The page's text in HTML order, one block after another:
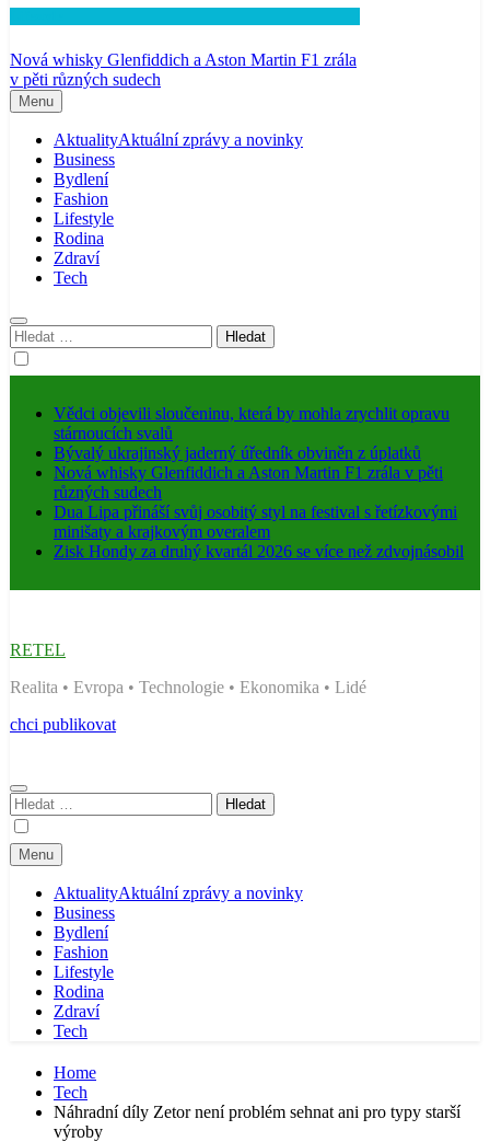
Nová whisky Glenfiddich a Aston Martin F1 zrála
v pěti různých sudech
Menu
AktualityAktuální zprávy a novinky
Business
Bydlení
Fashion
Lifestyle
Rodina
Zdraví
Tech
Vyhledávání
Vědci objevili sloučeninu, která by mohla zrychlit opravu
stárnoucích svalů
Bývalý ukrajinský jaderný úředník obviněn z úplatků
Nová whisky Glenfiddich a Aston Martin F1 zrála v pěti
různých sudech
Dua Lipa přináší svůj osobitý styl na festival s řetízkovými
minišaty a krajkovým overalem
Zisk Hondy za druhý kvartál 2026 se více než zdvojnásobil
RETEL
Realita • Evropa • Technologie • Ekonomika • Lidé
chci publikovat
Vyhledávání
Menu
AktualityAktuální zprávy a novinky
Business
Bydlení
Fashion
Lifestyle
Rodina
Zdraví
Tech
Home
Tech
Náhradní díly Zetor není problém sehnat ani pro typy starší
výroby